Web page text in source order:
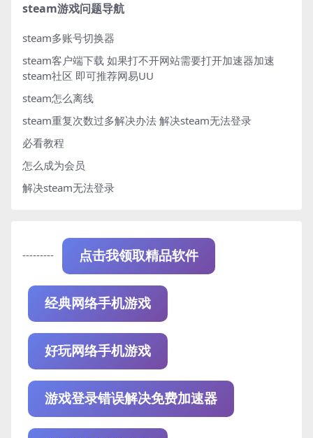
steam游戏问题导航
steam多账号切换器
steam客户端下载 如果打不开网站需要打开加速器加速
steam社区 即可推荐网易UU
steam怎么离线
steam重复次数过多解决办法 解决steam无法登录
必看教程
怎么成为会员
解决steam无法登录
--------- 点击我领取精品软件
经典网络手机游戏
好玩网络手机游戏
游戏登录错误解决免费加速器